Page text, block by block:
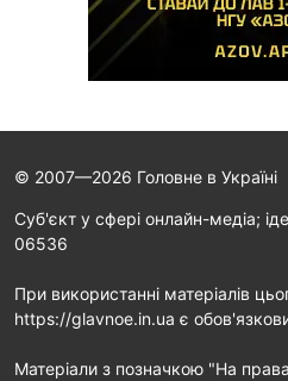
© 2007—2026 Головне в Україні
Cуб'єкт у сфері онлайн-медіа;
06536
При використанні матеріалів
https://glavnoe.in.ua є
Матеріали з позначкою "На